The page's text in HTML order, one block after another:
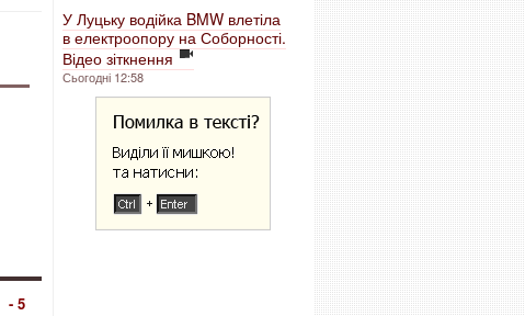
- 5
У Луцьку водійка BMW влетіла
в електроопору на Соборності.
Відео зіткнення
Сьогодні 12:58